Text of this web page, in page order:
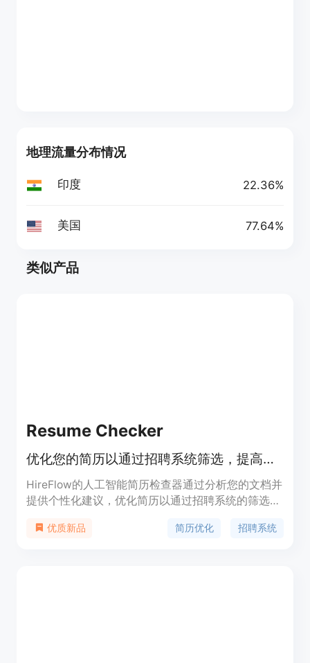
地理流量分布情况
印度 22.36%
美国 77.64%
类似产品
Resume Checker
优化您的简历以通过招聘系统筛选，提高面试机会！
HireFlow的人工智能简历检查器通过分析您的文档并
提供个性化建议，优化简历以通过招聘系统的筛选。
优质新品 简历优化 招聘系统